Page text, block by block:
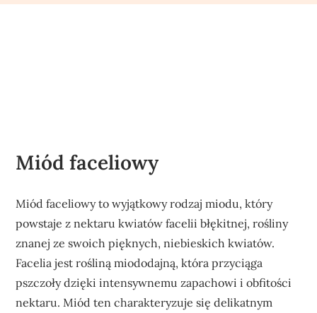
Miód faceliowy
Miód faceliowy to wyjątkowy rodzaj miodu, który
powstaje z nektaru kwiatów facelii błękitnej, rośliny
znanej ze swoich pięknych, niebieskich kwiatów.
Facelia jest rośliną miododajną, która przyciąga
pszczoły dzięki intensywnemu zapachowi i obfitości
nektaru. Miód ten charakteryzuje się delikatnym